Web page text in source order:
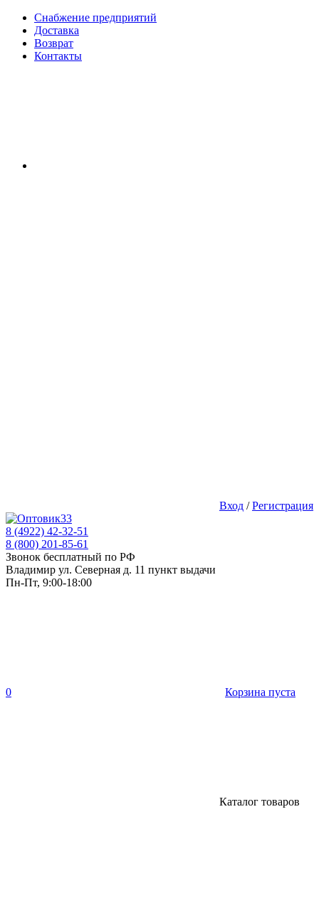
Снабжение предприятий
Доставка
Возврат
Контакты
Вход /Регистрация
8 (4922) 42-32-51
8 (800) 201-85-61
Звонок бесплатный по РФ
Владимир ул. Северная д. 11 пункт выдачи
Пн-Пт, 9:00-18:00
0 Корзина пуста
Каталог товаров